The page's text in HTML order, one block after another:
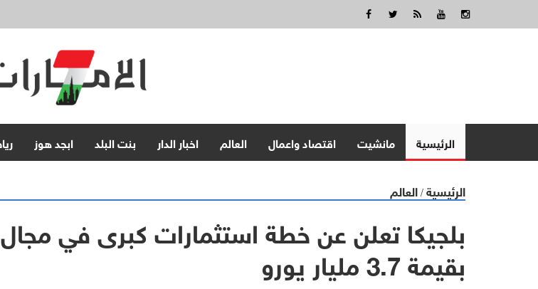
الرئيسية مانشيت اقتصاد واعمال العالم اخبار الدار بنت البلد ابجد هوز
الرئيسية / العالم
بلجيكا تعلن عن خطة استثمارات كبرى في مجال
بقيمة 3.7 مليار يورو